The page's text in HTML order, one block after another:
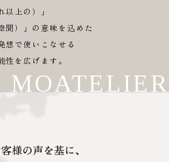
MOATELIER
以上の）」
間）」の意味を込めた
想で使いこなせる
を広げます。
様の声を基に、